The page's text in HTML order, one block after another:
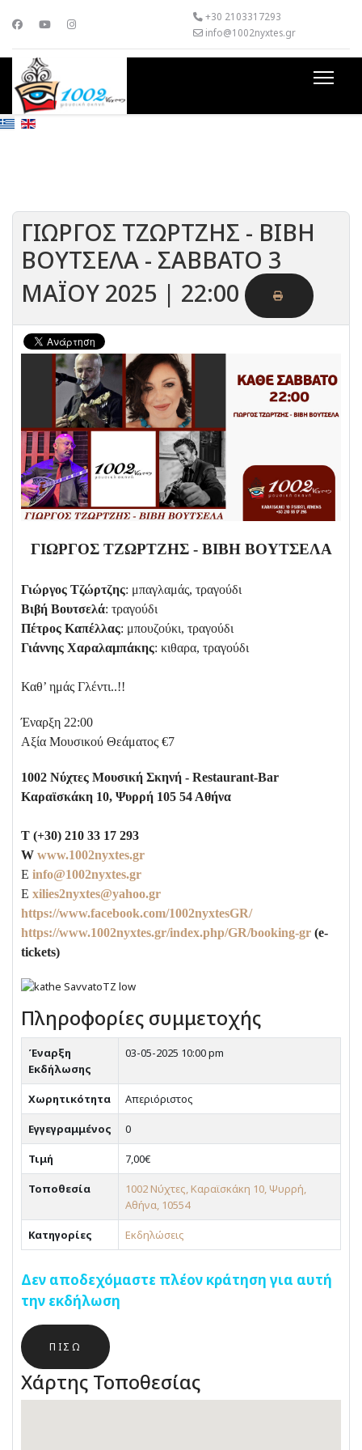
+30 2103317293
info@1002nyxtes.gr
ΓΙΩΡΓΟΣ ΤΖΩΡΤΖΗΣ - ΒΙΒΗ
ΒΟΥΤΣΕΛΑ - ΣΑΒΒΑΤΟ 3
ΜΑΪΟΥ 2025 | 22:00
ΓΙΩΡΓΟΣ ΤΖΩΡΤΖΗΣ - ΒΙΒΗ ΒΟΥΤΣΕΛΑ
Γιώργος Τζώρτζης: μπαγλαμάς, τραγούδι
Βιβή Βουτσελά: τραγούδι
Πέτρος Καπέλλας: μπουζούκι, τραγούδι
Γιάννης Χαραλαμπάκης: κιθαρα, τραγούδι
Καθ’ ημάς Γλέντι..!!
Έναρξη 22:00
Αξία Μουσικού Θεάματος €7
1002 Νύχτες Μουσική Σκηνή - Restaurant-Bar
Καραϊσκάκη 10, Ψυρρή 105 54 Αθήνα
T (+30) 210 33 17 293
W www.1002nyxtes.gr
E info@1002nyxtes.gr
E xilies2nyxtes@yahoo.gr
https://www.facebook.com/1002nyxtesGR/
https://www.1002nyxtes.gr/index.php/GR/booking-gr (e-
tickets)
Πληροφορίες συμμετοχής
Έναρξη
Εκδήλωσης
03-05-2025 10:00 pm
Χωρητικότητα Απεριόριστος
Εγγεγραμμένος 0
Τιμή 7,00€
Τοποθεσία
1002 Νύχτες, Καραϊσκάκη 10, Ψυρρή,
Αθήνα, 10554
Κατηγορίες Εκδηλώσεις
Δεν αποδεχόμαστε πλέον κράτηση για αυτή
την εκδήλωση
ΠΊΣΩ
Χάρτης Τοποθεσίας